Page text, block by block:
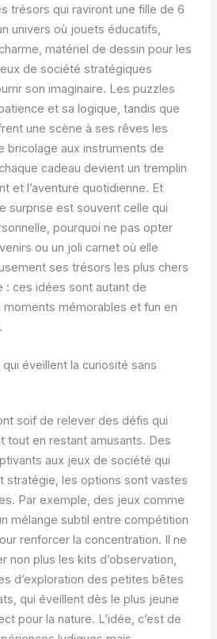
trésors qui raviront une fille de 6
univers où jouets éducatifs,
matériel de dessin pour les
de société stratégiques
son imaginaire. Les puzzles
et sa logique, tandis que
une scène à ses rêves les
bricolage aux instruments de
cadeau devient un tremplin
et l’aventure quotidienne. Et
surprise est souvent celle qui
pourquoi ne pas opter
ou un joli carnet où elle
ses trésors les plus chers
: ces idées sont autant de
mémorables et fun en
éveillent la curiosité sans
soif de relever des défis qui
tout en restant amusants. Des
aux jeux de société qui
stratégie, les options sont vastes
Par exemple, des jeux comme
mélange subtil entre compétition
renforcer la concentration. Il ne
non plus les kits d’observation,
d’exploration des petites bêtes
qui éveillent dès le plus jeune
pour la nature. L’idée, c’est de